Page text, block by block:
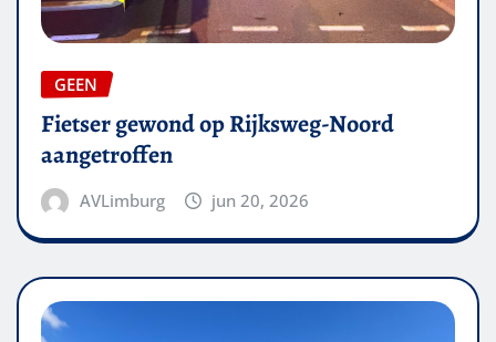
GEEN
Fietser gewond op Rijksweg-Noord
aangetroffen
AVLimburg jun 20, 2026